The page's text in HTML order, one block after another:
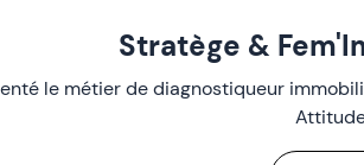
Stratège &
le métier de diagnostiqueur